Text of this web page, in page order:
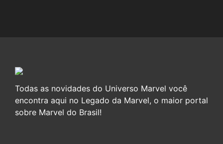
Todas as novidades do Universo Marvel você
encontra aqui no Legado da Marvel, o maior portal
sobre Marvel do Brasil!